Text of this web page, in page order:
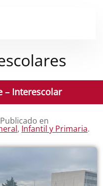
– Interescolar
en
, Infantil y Primaria.